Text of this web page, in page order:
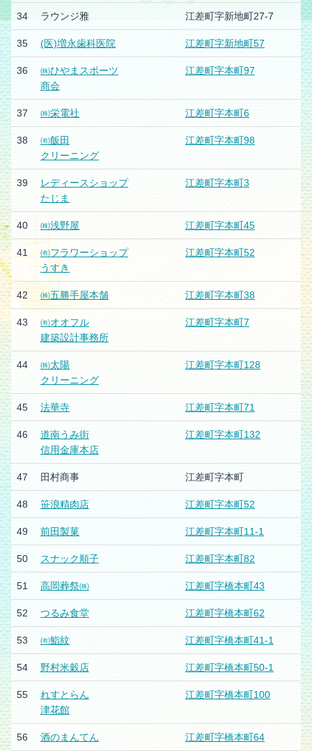
34 ラウンジ雅 江差町字新地町27-7
35 (医)増永歯科医院 江差町字新地町57
36
㈱ひやまスポーツ
商会
江差町字本町97
37 ㈱栄電社 江差町字本町6
38
㈲飯田
クリーニング
江差町字本町98
39
レディースショップ
たじま
江差町字本町3
40 ㈱浅野屋 江差町字本町45
41
㈲フラワーショップ
うすき
江差町字本町52
42 ㈱五勝手屋本舗 江差町字本町38
43
㈲オオフル
建築設計事務所
江差町字本町7
44
㈱太陽
クリーニング
江差町字本町128
45 法華寺 江差町字本町71
46
道南うみ街
信用金庫本店
江差町字本町132
47 田村商事 江差町字本町
48 笹浪精肉店 江差町字本町52
49 前田製菓 江差町字本町11-1
50 スナック順子 江差町字本町82
51 高岡葬祭㈱ 江差町字橋本町43
52 つるみ食堂 江差町字橋本町62
53 ㈲鮨紋 江差町字橋本町41-1
54 野村米穀店 江差町字橋本町50-1
55
れすとらん
津花館
江差町字橋本町100
56 酒のまんてん 江差町字橋本町64